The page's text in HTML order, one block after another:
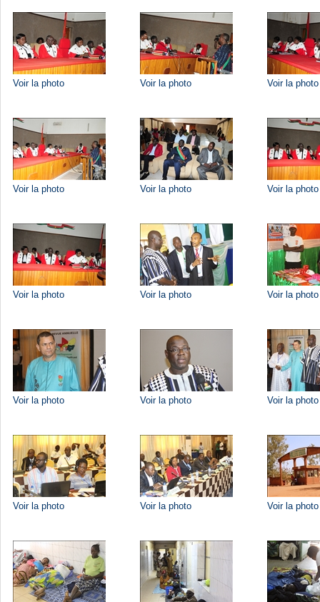
Voir la photo Voir la photo Voir la photo
Voir la photo Voir la photo Voir la photo
Voir la photo Voir la photo Voir la photo
Voir la photo Voir la photo Voir la photo
Voir la photo Voir la photo Voir la photo